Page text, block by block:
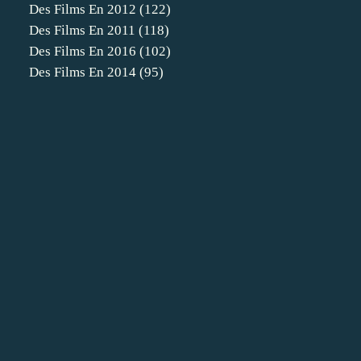
Des Films En 2012 (122)
Des Films En 2011 (118)
Des Films En 2016 (102)
Des Films En 2014 (95)